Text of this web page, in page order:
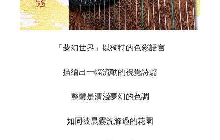
「夢幻世界」以獨特的色彩語言
描繪出一幅流動的視覺詩篇
整體是清淺夢幻的色調
如同被晨霧洗滌過的花園